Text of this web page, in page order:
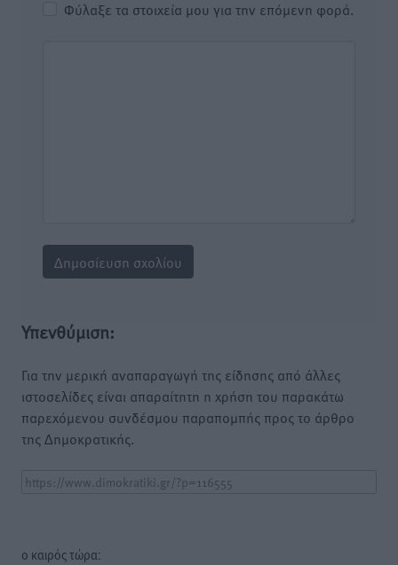
Φύλαξε τα στοιχεία μου για την επόμενη φορά.
Υπενθύμιση:
Για την μερική αναπαραγωγή της είδησης από άλλες
ιστοσελίδες είναι απαραίτητη η χρήση του παρακάτω
παρεχόμενου συνδέσμου παραπομπής προς το άρθρο
της Δημοκρατικής.
o καιρός τώρα: